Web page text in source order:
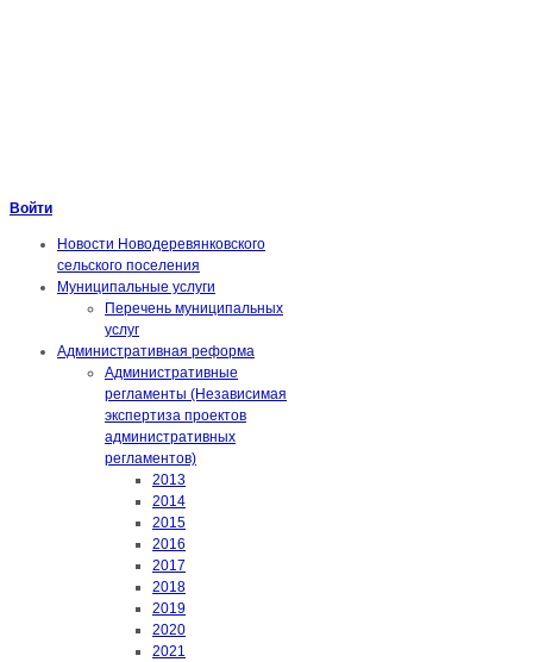
Войти
Новости Новодеревянковского
сельского поселения
Муниципальные услуги
Перечень муниципальных
услуг
Административная реформа
Административные
регламенты (Независимая
экспертиза проектов
административных
регламентов)
2013
2014
2015
2016
2017
2018
2019
2020
2021